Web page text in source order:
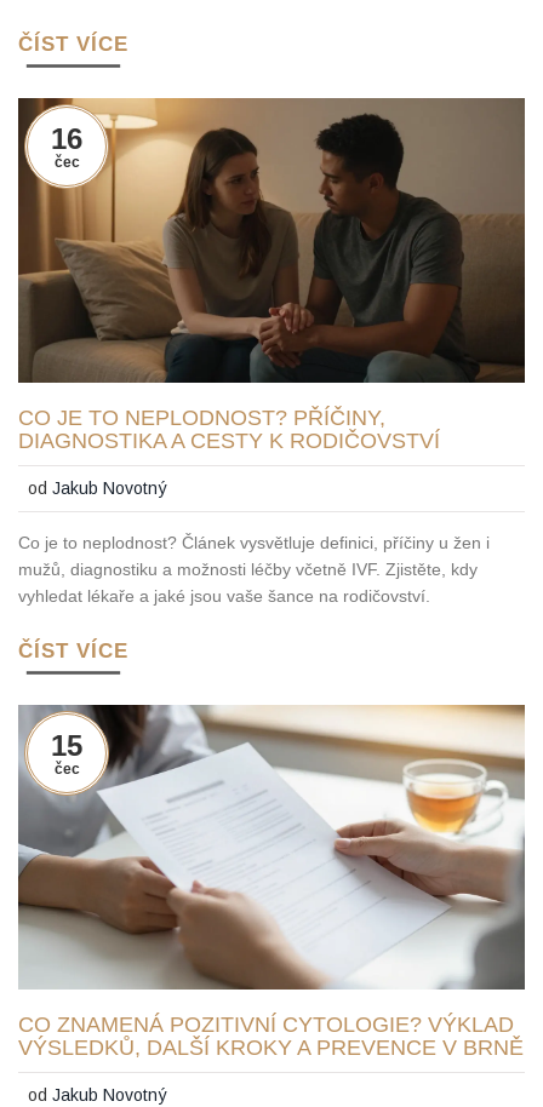
ČÍST VÍCE
16
čec
CO JE TO NEPLODNOST? PŘÍČINY,
DIAGNOSTIKA A CESTY K RODIČOVSTVÍ
odJakub Novotný
Co je to neplodnost? Článek vysvětluje definici, příčiny u žen i
mužů, diagnostiku a možnosti léčby včetně IVF. Zjistěte, kdy
vyhledat lékaře a jaké jsou vaše šance na rodičovství.
ČÍST VÍCE
15
čec
CO ZNAMENÁ POZITIVNÍ CYTOLOGIE? VÝKLAD
VÝSLEDKŮ, DALŠÍ KROKY A PREVENCE V BRNĚ
odJakub Novotný